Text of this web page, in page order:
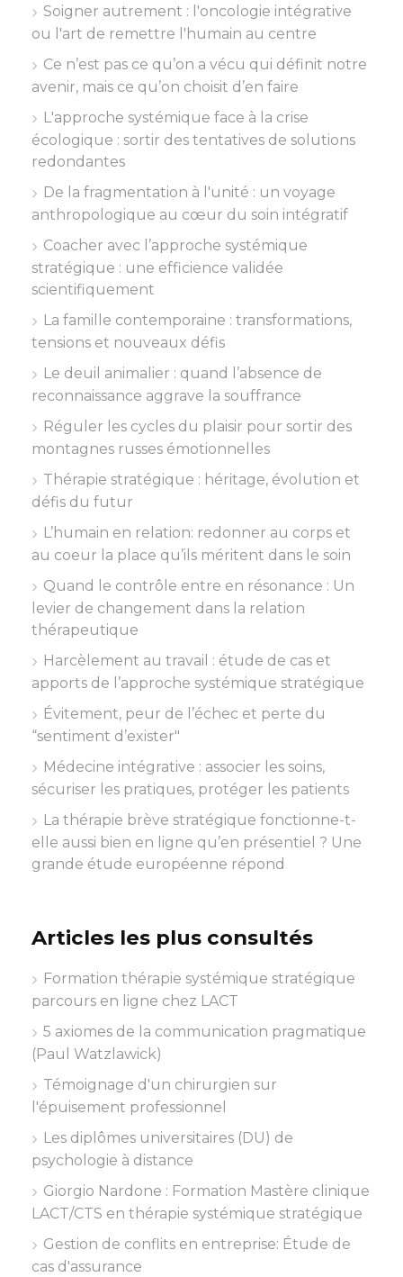
Soigner autrement : l'oncologie intégrative
ou l'art de remettre l'humain au centre
Ce n’est pas ce qu’on a vécu qui définit notre
avenir, mais ce qu’on choisit d’en faire
L'approche systémique face à la crise
écologique : sortir des tentatives de solutions
redondantes
De la fragmentation à l'unité : un voyage
anthropologique au cœur du soin intégratif
Coacher avec l’approche systémique
stratégique : une efficience validée
scientifiquement
La famille contemporaine : transformations,
tensions et nouveaux défis
Le deuil animalier : quand l’absence de
reconnaissance aggrave la souffrance
Réguler les cycles du plaisir pour sortir des
montagnes russes émotionnelles
Thérapie stratégique : héritage, évolution et
défis du futur
L’humain en relation: redonner au corps et
au coeur la place qu’ils méritent dans le soin
Quand le contrôle entre en résonance : Un
levier de changement dans la relation
thérapeutique
Harcèlement au travail : étude de cas et
apports de l’approche systémique stratégique
Évitement, peur de l’échec et perte du
“sentiment d’exister"
Médecine intégrative : associer les soins,
sécuriser les pratiques, protéger les patients
La thérapie brève stratégique fonctionne-t-
elle aussi bien en ligne qu’en présentiel ? Une
grande étude européenne répond
Articles les plus consultés
Formation thérapie systémique stratégique
parcours en ligne chez LACT
5 axiomes de la communication pragmatique
(Paul Watzlawick)
Témoignage d'un chirurgien sur
l'épuisement professionnel
Les diplômes universitaires (DU) de
psychologie à distance
Giorgio Nardone : Formation Mastère clinique
LACT/CTS en thérapie systémique stratégique
Gestion de conflits en entreprise: Étude de
cas d'assurance